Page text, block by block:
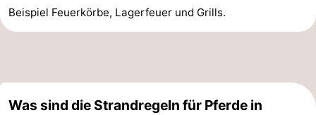
Beispiel Feuerkörbe, Lagerfeuer und Grills.
Was sind die Strandregeln für Pferde in